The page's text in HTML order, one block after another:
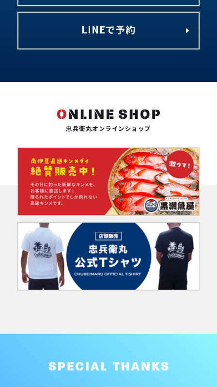
LINEで予約